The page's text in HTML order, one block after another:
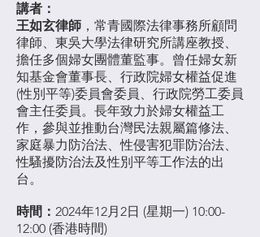
講者：
王如玄律師 ，常青國際法律事務所顧問
律師、東吳大學法律研究所講座教授、
擔任多個婦女團體董監事。曾任婦女新
知基金會董事長、行政院婦女權益促進
(性別平等)委員會委員、行政院勞工委員
會主任委員。長年致力於婦女權益工
作，參與並推動台灣民法親屬篇修法、
家庭暴力防治法、性侵害犯罪防治法、
性騷擾防治法及性別平等工作法的出
台。
時間： 2024年12月2日 (星期一) 10:00-
12:00 (香港時間)